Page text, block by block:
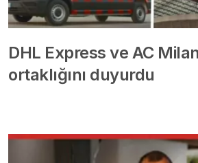
DHL Express ve AC
ortaklığını duyurdu